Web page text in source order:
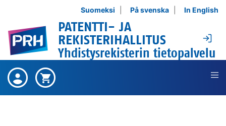
Suomeksi På svenska In English
PATENTTI- JA
REKISTERIHALLITUS
Yhdistysrekisterin tietopalvelu
Ei ostettuja tuotteita ,
Ostetut
tuotteet
Ostoskori on tyhjä ,
Ostoskori